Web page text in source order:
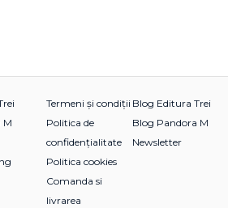
M
Termeni și condiții
Politica de
confidențialitate
Politica cookies
Comanda si
livrarea
Blog Editura Trei
Blog Pandora M
Newsletter